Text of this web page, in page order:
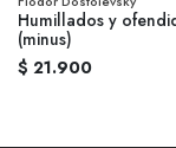
Humillados y
(minus)
$ 21.900